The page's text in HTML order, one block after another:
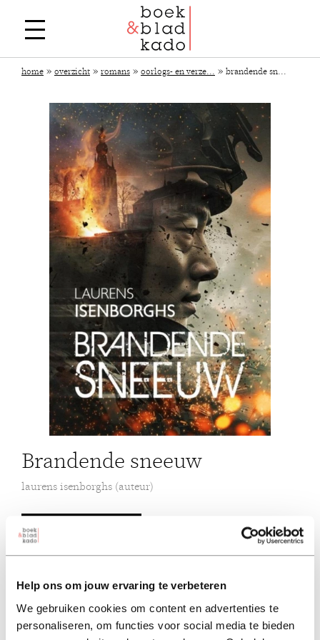
Help ons om jouw ervaring te verbeteren
We gebruiken cookies om content en advertenties te
personaliseren, om functies voor social media te bieden
home » overzicht » romans » oorlogs- en verze... » brandende sn...
Brandende sneeuw
laurens isenborghs (auteur)
24,00 excl. 3,95 verzendkosten NL
in winkelmand